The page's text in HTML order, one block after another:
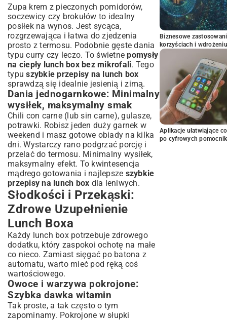
Zupa krem z pieczonych pomidorów,
soczewicy czy brokułów to idealny
posiłek na wynos. Jest sycąca,
rozgrzewająca i łatwa do zjedzenia
prosto z termosu. Podobnie gęste dania
typu curry czy leczo. To świetnepomysły
na ciepły lunch box bez mikrofali. Tego
typuszybkie przepisy na lunch box
sprawdzą się idealnie jesienią i zimą.
Dania jednogarnkowe: Minimalny
wysiłek, maksymalny smak
Chili con carne (lub sin carne), gulasze,
potrawki. Robisz jeden duży garnek w
weekend i masz gotowe obiady na kilka
dni. Wystarczy rano podgrzać porcję i
przelać do termosu. Minimalny wysiłek,
maksymalny efekt. To kwintesencja
mądrego gotowania i najlepsze szybkie
przepisy na lunch box dla leniwych.
Słodkości i Przekąski:
Zdrowe Uzupełnienie
Lunch Boxa
Każdy lunch box potrzebuje zdrowego
dodatku, który zaspokoi ochotę na małe
co nieco. Zamiast sięgać po batona z
automatu, warto mieć pod ręką coś
wartościowego.
Owoce i warzywa pokrojone:
Szybka dawka witamin
Tak proste, a tak często o tym
zapominamy. Pokrojone w słupki
Biznesowe
korzyściach i wdrożeniu
Aplikacje ułatwiające
po cyfrowych